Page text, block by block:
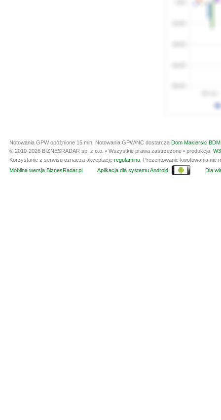
Notowania GPW opóźnione 15 min. Notowania GPW/NC dostarcza Dom Maklerski
© 2010-2026 BIZNESRADAR sp. z o.o. • Wszystkie prawa zastrzeżone • produkcja:
Korzystanie z serwisu oznacza akceptację regulaminu. Prezentowanie kwotowania nie
Mobilna wersja BiznesRadar.pl
Aplikacja dla systemu Android Dla